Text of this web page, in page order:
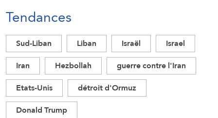
Tendances
Sud-Liban Liban Israël
Israel
Iran
Hezbollah
guerre contre l'Iran
Etats-Unis
détroit d'Ormuz
Donald Trump